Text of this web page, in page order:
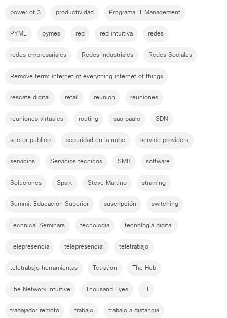
power of 3 productividad Programa IT Management
PYME pymes red red intuitiva redes
redes empresariales Redes Industriales Redes Sociales
Remove term: internet of everything internet of things
rescate digital retail reunion reuniones
reuniones virtuales routing sao paulo SDN
sector publico seguridad en la nube service providers
servicios Servicios tecnicos SMB software
Soluciones Spark Steve Martino straming
Summit Educación Superior suscripción switching
Technical Seminars tecnologia tecnología digital
Telepresencia telepresencial teletrabajo
teletrabajo herramientas Tetration The Hub
The Network Intuitive Thousand Eyes
trabajador remoto trabajo trabajo a distancia